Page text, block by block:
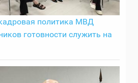
политика МВД
готовности служить на